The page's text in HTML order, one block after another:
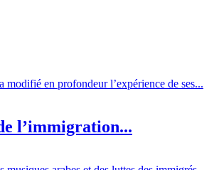
en profondeur l’expérience de ses...
l’immigration...